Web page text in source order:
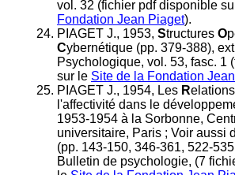
vol. 32 (fichier pdf disponible
Fondation Jean Piaget).
PIAGET J., 1953, Structures O
Cybernétique (pp. 379-388),
Psychologique, vol. 53, fasc. 1
sur le Site de la Fondation
PIAGET J., 1954, Les R
l'affectivité dans le
1953-1954 à la Sorbonne,
universitaire, Paris ; Voir aussi
(pp. 143-150, 346-361, 522-
Bulletin de psychologie, (7